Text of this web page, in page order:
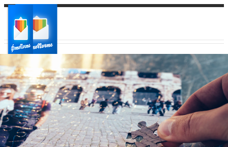
Ваш город:
Ваш регион доставки
Выберите из списка: